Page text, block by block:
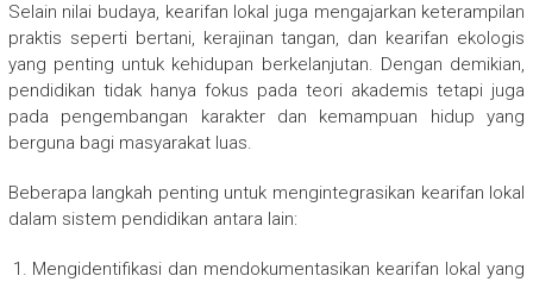
Selain nilai budaya, kearifan lokal juga mengajarkan keterampilan
praktis seperti bertani, kerajinan tangan, dan kearifan ekologis
yang penting untuk kehidupan berkelanjutan. Dengan demikian,
pendidikan tidak hanya fokus pada teori akademis tetapi juga
pada pengembangan karakter dan kemampuan hidup yang
berguna bagi masyarakat luas.
Beberapa langkah penting untuk mengintegrasikan kearifan lokal
dalam sistem pendidikan antara lain:
Mengidentifikasi dan mendokumentasikan kearifan lokal yang